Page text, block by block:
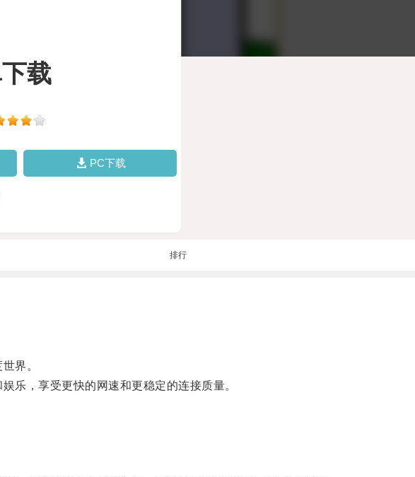
载
PC下载
排行
界。
，享受更快的网速和更稳定的连接质量。